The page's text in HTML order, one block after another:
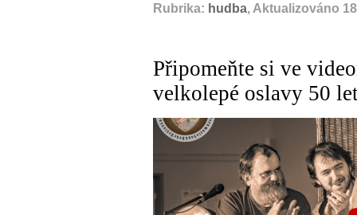
Rubrika: hudba, Aktualizováno
Připomeňte si ve
velkolepé oslavy 50